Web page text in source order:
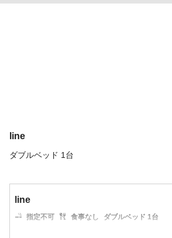
line
ダブルベッド 1台
line
指定不可 食事なし
ダブルベッド 1台